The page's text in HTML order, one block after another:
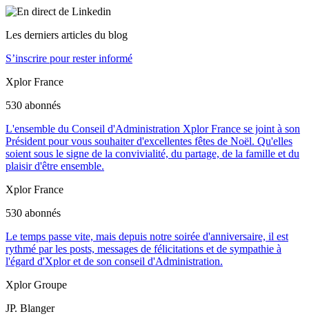
Les derniers articles du blog
S’inscrire pour rester informé
Xplor France
530 abonnés
L'ensemble du Conseil d'Administration Xplor France se joint à son
Président pour vous souhaiter d'excellentes fêtes de Noël. Qu'elles
soient sous le signe de la convivialité, du partage, de la famille et du
plaisir d'être ensemble.
Xplor France
530 abonnés
Le temps passe vite, mais depuis notre soirée d'anniversaire, il est
rythmé par les posts, messages de félicitations et de sympathie à
l'égard d'Xplor et de son conseil d'Administration.
Xplor Groupe
JP. Blanger